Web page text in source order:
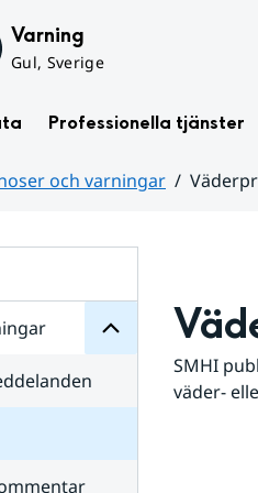
Varning
Gul, Sverige
Professionella tjänster
och varningar
för
varningar
SMHI
väder-